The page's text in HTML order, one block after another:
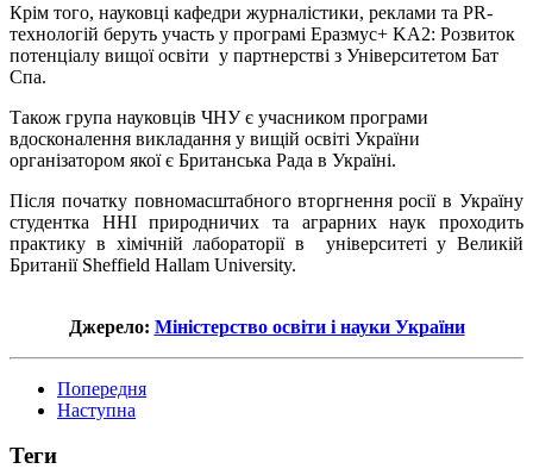
Крім того, науковці кафедри журналістики, реклами та PR-
технологій беруть участь у програмі Еразмус+ KA2: Розвиток
потенціалу вищої освіти у партнерстві з Університетом Бат
Спа.
Також група науковців ЧНУ є учасником програми
вдосконалення викладання у вищій освіті України
організатором якої є Британська Рада в Україні.
Після початку повномасштабного вторгнення росії в Україну
студентка ННІ природничих та аграрних наук проходить
практику в хімічній лабораторії в університеті у Великій
Британії Sheffield Hallam University.
Джерело: Міністерство освіти і науки України
Попередня
Наступна
Теги